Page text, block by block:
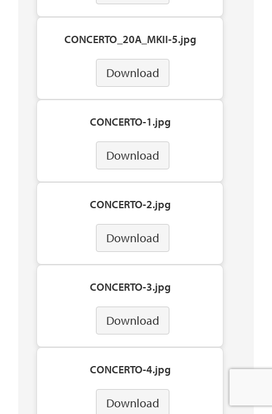
CONCERTO_20A_MKII-5.jpg
Download
CONCERTO-1.jpg
Download
CONCERTO-2.jpg
Download
CONCERTO-3.jpg
Download
CONCERTO-4.jpg
Download